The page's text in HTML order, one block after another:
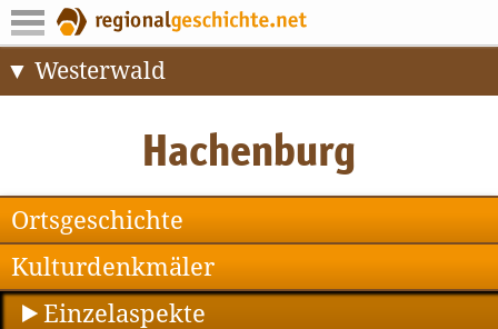
Westerwald
Ortsgeschichte
Kulturdenkmäler
Einzelaspekte